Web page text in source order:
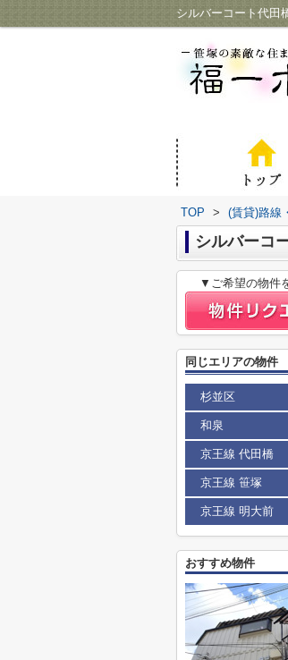
シルバーコート代田
TOP > (賃貸)路線
シルバーコ
▼ご希望の物件
同じエリアの物件
杉並区
和泉
京王線 代田橋
京王線 笹塚
京王線 明大前
おすすめ物件